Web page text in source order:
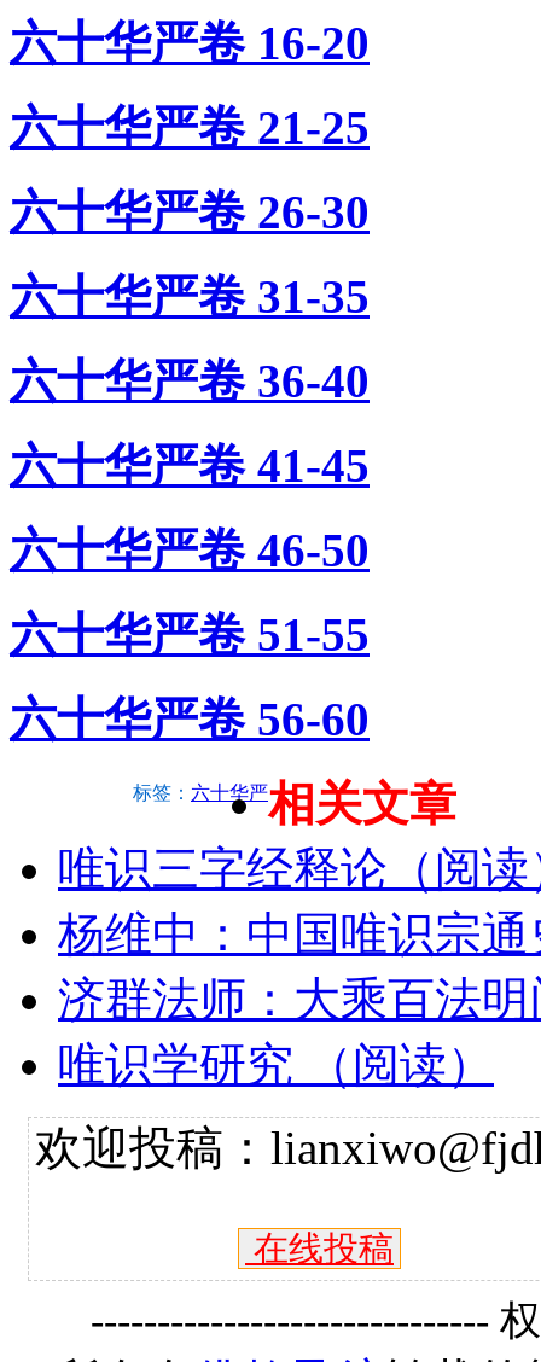
六十华严卷 16-20
六十华严卷 21-25
六十华严卷 26-30
六十华严卷 31-35
六十华严卷 36-40
六十华严卷 41-45
六十华严卷 46-50
六十华严卷 51-55
六十华严卷 56-60
标签： 六十华严相关文章
唯识三字经释论（阅读
杨维中：中国唯识宗
济群法师：大乘百法
唯识学研究 （阅读）
欢迎投稿：
在线投稿
------------------------------